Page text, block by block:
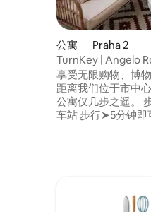
公寓 ｜ Praha 2
TurnKey | Angelo
享受无限购物、博
距离我们位于市中
公寓仅几步之遥。 步➤ 行3分钟即可抵达电
车站 步行➤5分钟即可抵达历史中心瓦茨拉